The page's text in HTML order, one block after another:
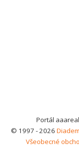
Portál
© 1997 - 2026
Všeobecné